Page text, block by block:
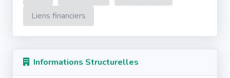
Liens financiers
Informations Structurelles